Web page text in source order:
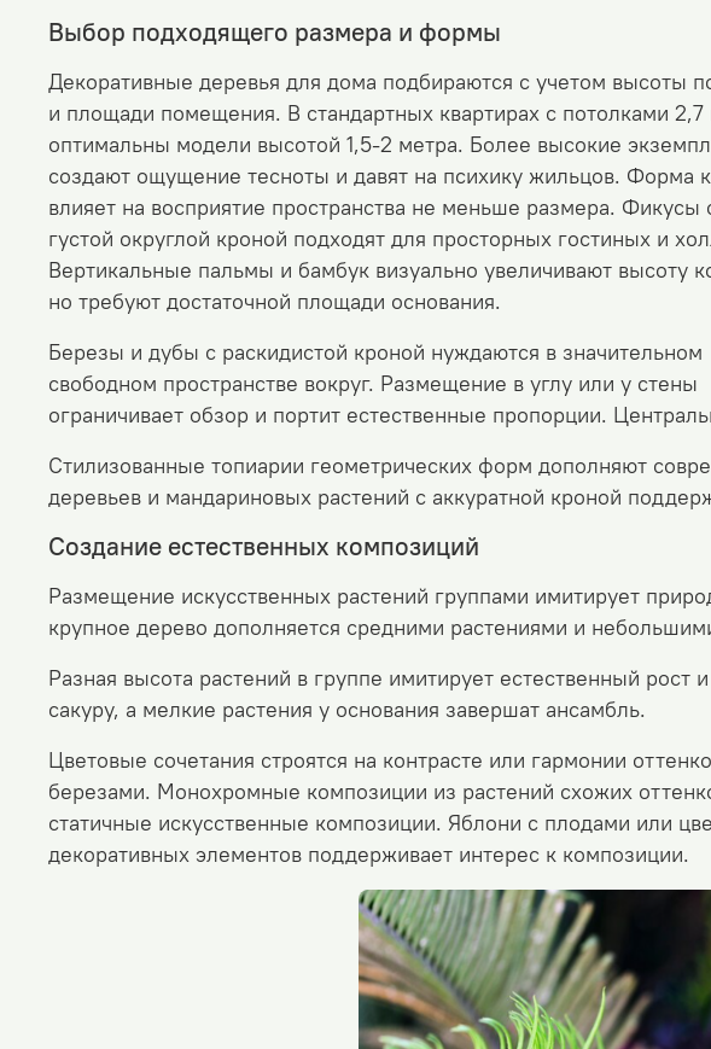
Выбор подходящего размера и формы
Декоративные деревья для дома подбираются с учетом высоты
и площади помещения. В стандартных квартирах с потолками 2,7
оптимальны модели высотой 1,5-2 метра. Более высокие
создают ощущение тесноты и давят на психику жильцов. Форма
влияет на восприятие пространства не меньше размера. Фикусы
густой округлой кроной подходят для просторных гостиных и
Вертикальные пальмы и бамбук визуально увеличивают высоту
но требуют достаточной площади основания.
Березы и дубы с раскидистой кроной нуждаются в значительном
свободном пространстве вокруг. Размещение в углу или у стены
ограничивает обзор и портит естественные пропорции.
Стилизованные топиарии геометрических форм дополняют
деревьев и мандариновых растений с аккуратной кроной
Создание естественных композиций
Размещение искусственных растений группами имитирует
крупное дерево дополняется средними растениями и
Разная высота растений в группе имитирует естественный рост и
сакуру, а мелкие растения у основания завершат ансамбль.
Цветовые сочетания строятся на контрасте или гармонии
березами. Монохромные композиции из растений схожих
статичные искусственные композиции. Яблони с плодами или
декоративных элементов поддерживает интерес к композиции.